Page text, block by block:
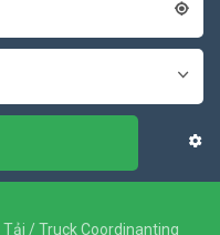
Tải / Truck Coordinanting